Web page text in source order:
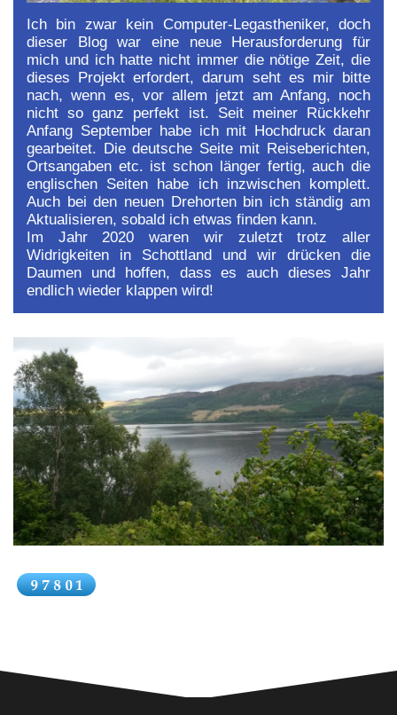
Ich bin zwar kein Computer-Legastheniker, doch
dieser Blog war eine neue Herausforderung für
mich und ich hatte nicht immer die nötige Zeit, die
dieses Projekt erfordert, darum seht es mir bitte
nach, wenn es, vor allem jetzt am Anfang, noch
nicht so ganz perfekt ist. Seit meiner Rückkehr
Anfang September habe ich mit Hochdruck daran
gearbeitet. Die deutsche Seite mit Reiseberichten,
Ortsangaben etc. ist schon länger fertig, auch die
englischen Seiten habe ich inzwischen komplett.
Auch bei den neuen Drehorten bin ich ständig am
Aktualisieren, sobald ich etwas finden kann.
Im Jahr 2020 waren wir zuletzt trotz aller
Widrigkeiten in Schottland und wir drücken die
Daumen und hoffen, dass es auch dieses Jahr
endlich wieder klappen wird!